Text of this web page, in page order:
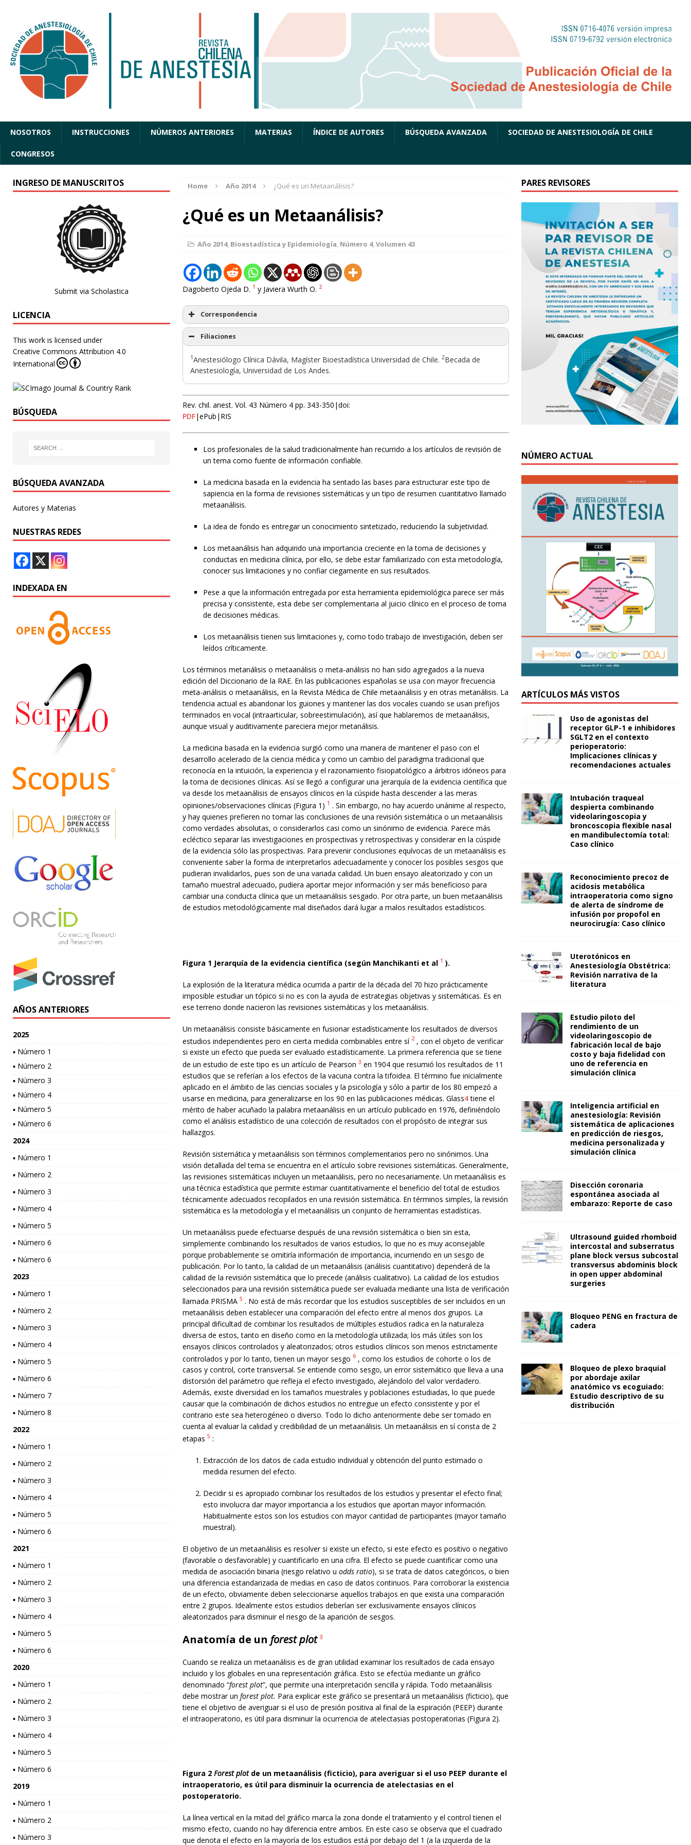
NOSOTROS INSTRUCCIONES NÚMEROS ANTERIORES MATERIAS ÍNDICE DE AUTORES BÚSQUEDA AVANZADA SOCIEDAD DE ANESTESIOLOGÍA DE CHILE
CONGRESOS
Home Año 2014 ¿Qué es un Metaanálisis?
¿Qué es un Metaanálisis?
Año 2014, Bioestadística y Epidemiología, Número 4,Volumen 43
Dagoberto Ojeda D. 1 y Javiera Wurth O. 2
Correspondencia
Filiaciones
1Anestesiólogo Clínica Dávila, Magíster Bioestadística Universidad de Chile. 2Becada de
Anestesiología, Universidad de Los Andes.
Rev. chil. anest. Vol. 43 Número 4 pp. 343-350|doi:
PDF|ePub|RIS
Los profesionales de la salud tradicionalmente han recurrido a los artículos de revisión de
un tema como fuente de información confiable.
La medicina basada en la evidencia ha sentado las bases para estructurar este tipo de
sapiencia en la forma de revisiones sistemáticas y un tipo de resumen cuantitativo llamado
metaanálisis.
La idea de fondo es entregar un conocimiento sintetizado, reduciendo la subjetividad.
Los metaanálisis han adquirido una importancia creciente en la toma de decisiones y
conductas en medicina clínica, por ello, se debe estar familiarizado con esta metodología,
conocer sus limitaciones y no confiar ciegamente en sus resultados.
Pese a que la información entregada por esta herramienta epidemiológica parece ser más
precisa y consistente, esta debe ser complementaria al juicio clínico en el proceso de toma
de decisiones médicas.
Los metaanálisis tienen sus limitaciones y, como todo trabajo de investigación, deben ser
leídos críticamente.
Los términos metanálisis o metaanálisis o meta-análisis no han sido agregados a la nueva
edición del Diccionario de la RAE. En las publicaciones españolas se usa con mayor frecuencia
meta-análisis o metaanálisis, en la Revista Médica de Chile metaanálisis y en otras metanálisis. La
tendencia actual es abandonar los guiones y mantener las dos vocales cuando se usan prefijos
terminados en vocal (intraarticular, sobreestimulación), así que hablaremos de metaanálisis,
aunque visual y auditivamente pareciera mejor metanálisis.
La medicina basada en la evidencia surgió como una manera de mantener el paso con el
desarrollo acelerado de la ciencia médica y como un cambio del paradigma tradicional que
reconocía en la intuición, la experiencia y el razonamiento fisiopatológico a árbitros idóneos para
la toma de decisiones clínicas. Así se llegó a configurar una jerarquía de la evidencia científica que
va desde los metaanálisis de ensayos clínicos en la cúspide hasta descender a las meras
opiniones/observaciones clínicas (Figura 1) 1 . Sin embargo, no hay acuerdo unánime al respecto,
y hay quienes prefieren no tomar las conclusiones de una revisión sistemática o un metaanálisis
como verdades absolutas, o considerarlos casi como un sinónimo de evidencia. Parece más
ecléctico separar las investigaciones en prospectivas y retrospectivas y considerar en la cúspide
de la evidencia sólo las prospectivas. Para prevenir conclusiones equívocas de un metaanálisis es
conveniente saber la forma de interpretarlos adecuadamente y conocer los posibles sesgos que
pudieran invalidarlos, pues son de una variada calidad. Un buen ensayo aleatorizado y con un
tamaño muestral adecuado, pudiera aportar mejor información y ser más beneficioso para
cambiar una conducta clínica que un metaanálisis sesgado. Por otra parte, un buen metaanálisis
de estudios metodológicamente mal diseñados dará lugar a malos resultados estadísticos.
Figura 1 Jerarquía de la evidencia científica (según Manchikanti et al 1 ).
La explosión de la literatura médica ocurrida a partir de la década del 70 hizo prácticamente
imposible estudiar un tópico si no es con la ayuda de estrategias objetivas y sistemáticas. Es en
ese terreno donde nacieron las revisiones sistemáticas y los metaanálisis.
Un metaanálisis consiste básicamente en fusionar estadísticamente los resultados de diversos
estudios independientes pero en cierta medida combinables entre sí 2 , con el objeto de verificar
si existe un efecto que pueda ser evaluado estadísticamente. La primera referencia que se tiene
de un estudio de este tipo es un artículo de Pearson 3 en 1904 que resumió los resultados de 11
estudios que se referían a los efectos de la vacuna contra la tifoidea. El término fue inicialmente
aplicado en el ámbito de las ciencias sociales y la psicología y sólo a partir de los 80 empezó a
usarse en medicina, para generalizarse en los 90 en las publicaciones médicas. Glass4tiene el
mérito de haber acuñado la palabra metaanálisis en un artículo publicado en 1976, definiéndolo
como el análisis estadístico de una colección de resultados con el propósito de integrar sus
hallazgos.
Revisión sistemática y metaanálisis son términos complementarios pero no sinónimos. Una
visión detallada del tema se encuentra en el artículo sobre revisiones sistemáticas. Generalmente,
las revisiones sistemáticas incluyen un metaanálisis, pero no necesariamente. Un metaanálisis es
una técnica estadística que permite estimar cuantitativamente el beneficio del total de estudios
técnicamente adecuados recopilados en una revisión sistemática. En términos simples, la revisión
sistemática es la metodología y el metaanálisis un conjunto de herramientas estadísticas.
Un metaanálisis puede efectuarse después de una revisión sistemática o bien sin esta,
simplemente combinando los resultados de varios estudios, lo que no es muy aconsejable
porque probablemente se omitiría información de importancia, incurriendo en un sesgo de
publicación. Por lo tanto, la calidad de un metaanálisis (análisis cuantitativo) dependerá de la
calidad de la revisión sistemática que lo precede (análisis cualitativo). La calidad de los estudios
seleccionados para una revisión sistemática puede ser evaluada mediante una lista de verificación
llamada PRISMA 5 . No está de más recordar que los estudios susceptibles de ser incluidos en un
metaanálisis deben establecer una comparación del efecto entre al menos dos grupos. La
principal dificultad de combinar los resultados de múltiples estudios radica en la naturaleza
diversa de estos, tanto en diseño como en la metodología utilizada; los más útiles son los
ensayos clínicos controlados y aleatorizados; otros estudios clínicos son menos estrictamente
controlados y por lo tanto, tienen un mayor sesgo 6 , como los estudios de cohorte o los de
casos y control, corte transversal. Se entiende como sesgo, un error sistemático que lleva a una
distorsión del parámetro que refleja el efecto investigado, alejándolo del valor verdadero.
Además, existe diversidad en los tamaños muestrales y poblaciones estudiadas, lo que puede
causar que la combinación de dichos estudios no entregue un efecto consistente y por el
contrario este sea heterogéneo o diverso. Todo lo dicho anteriormente debe ser tomado en
cuenta al evaluar la calidad y credibilidad de un metaanálisis. Un metaanálisis en sí consta de 2
etapas 5 :
Extracción de los datos de cada estudio individual y obtención del punto estimado o
medida resumen del efecto.
Decidir si es apropiado combinar los resultados de los estudios y presentar el efecto final;
esto involucra dar mayor importancia a los estudios que aportan mayor información.
Habitualmente estos son los estudios con mayor cantidad de participantes (mayor tamaño
muestral).
El objetivo de un metaanálisis es resolver si existe un efecto, si este efecto es positivo o negativo
(favorable o desfavorable) y cuantificarlo en una cifra. El efecto se puede cuantificar como una
medida de asociación binaria (riesgo relativo u odds ratio), si se trata de datos categóricos, o bien
una diferencia estandarizada de medias en caso de datos continuos. Para corroborar la existencia
de un efecto, obviamente deben seleccionarse aquellos trabajos en que exista una comparación
entre 2 grupos. Idealmente estos estudios deberían ser exclusivamente ensayos clínicos
aleatorizados para disminuir el riesgo de la aparición de sesgos.
Anatomía de un forest plot 5
Cuando se realiza un metaanálisis es de gran utilidad examinar los resultados de cada ensayo
incluido y los globales en una representación gráfica. Esto se efectúa mediante un gráfico
denominado “forest plot”, que permite una interpretación sencilla y rápida. Todo metaanálisis
debe mostrar un forest plot. Para explicar este gráfico se presentará un metaanálisis (ficticio), que
tiene el objetivo de averiguar si el uso de presión positiva al final de la espiración (PEEP) durante
el intraoperatorio, es útil para disminuir la ocurrencia de atelectasias postoperatorias (Figura 2).
Figura 2 Forest plotde un metaanálisis (ficticio), para averiguar si el uso PEEP durante el
intraoperatorio, es útil para disminuir la ocurrencia de atelectasias en el
postoperatorio.
La línea vertical en la mitad del gráfico marca la zona donde el tratamiento y el control tienen el
mismo efecto, cuando no hay diferencia entre ambos. En este caso se observa que el cuadrado
que denota el efecto en la mayoría de los estudios está por debajo del 1 (a la izquierda de la
INGRESO DE MANUSCRITOS
Submit via Scholastica
LICENCIA
This work is licensed under
Creative Commons Attribution 4.0
International
BÚSQUEDA
BÚSQUEDA AVANZADA
Autores y Materias
NUESTRAS REDES
INDEXADA EN
AÑOS ANTERIORES
2025
▪ Número 1
▪ Número 2
▪ Número 3
▪ Número 4
▪ Número 5
▪ Número 6
2024
▪ Número 1
▪ Número 2
▪ Número 3
▪ Número 4
▪ Número 5
▪ Número 6
▪ Número 6
2023
▪ Número 1
▪ Número 2
▪ Número 3
▪ Número 4
▪ Número 5
▪ Número 6
▪ Número 7
▪ Número 8
2022
▪ Número 1
▪ Número 2
▪ Número 3
▪ Número 4
▪ Número 5
▪ Número 6
2021
▪ Número 1
▪ Número 2
▪ Número 3
▪ Número 4
▪ Número 5
▪ Número 6
2020
▪ Número 1
▪ Número 2
▪ Número 3
▪ Número 4
▪ Número 5
▪ Número 6
2019
▪ Número 1
▪ Número 2
▪ Número 3
PARES REVISORES
NÚMERO ACTUAL
ARTÍCULOS MÁS VISTOS
Uso de agonistas del
receptor GLP-1 e inhibidores
SGLT2 en el contexto
perioperatorio:
Implicaciones clínicas y
recomendaciones actuales
Intubación traqueal
despierta combinando
videolaringoscopia y
broncoscopia flexible nasal
en mandibulectomía total:
Caso clínico
Reconocimiento precoz de
acidosis metabólica
intraoperatoria como signo
de alerta de síndrome de
infusión por propofol en
neurocirugía: Caso clínico
Uterotónicos en
Anestesiología Obstétrica:
Revisión narrativa de la
literatura
Estudio piloto del
rendimiento de un
videolaringoscopio de
fabricación local de bajo
costo y baja fidelidad con
uno de referencia en
simulación clínica
Inteligencia artificial en
anestesiología: Revisión
sistemática de aplicaciones
en predicción de riesgos,
medicina personalizada y
simulación clínica
Disección coronaria
espontánea asociada al
embarazo: Reporte de caso
Ultrasound guided rhomboid
intercostal and subserratus
plane block versus subcostal
transversus abdominis block
in open upper abdominal
surgeries
Bloqueo PENG en fractura de
cadera
Bloqueo de plexo braquial
por abordaje axilar
anatómico vs ecoguiado:
Estudio descriptivo de su
distribución